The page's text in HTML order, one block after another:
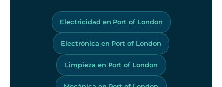
Electricidad en Port of London
Electrónica en Port of London
Limpieza en Port of London